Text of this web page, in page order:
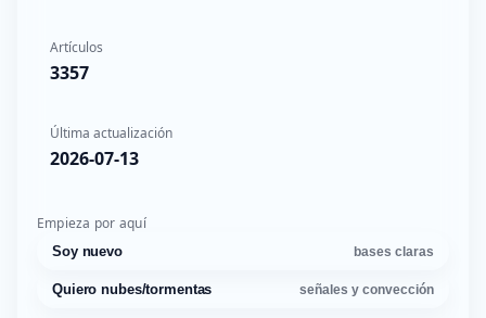
Artículos
3357
Última actualización
2026-07-13
Empieza por aquí
Soy nuevo bases claras
Quiero nubes/tormentas señales y convección